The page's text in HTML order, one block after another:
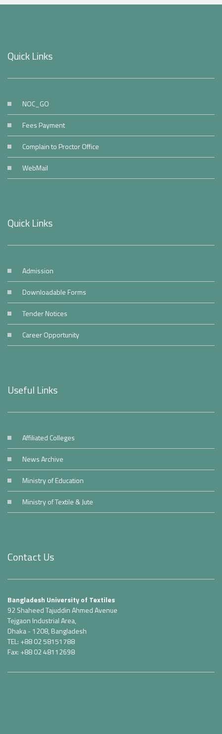
Quick Links
NOC_GO
Fees Payment
Complain to Proctor Office
WebMail
Quick Links
Admission
Downloadable Forms
Tender Notices
Career Opportunity
Useful Links
Affiliated Colleges
News Archive
Ministry of Education
Ministry of Textile & Jute
Contact Us
Bangladesh University of Textiles
92 Shaheed Tajuddin Ahmed Avenue
Tejgaon Industrial Area,
Dhaka - 1208, Bangladesh
TEL: +88 02 58151788
Fax: +88 02 48112698